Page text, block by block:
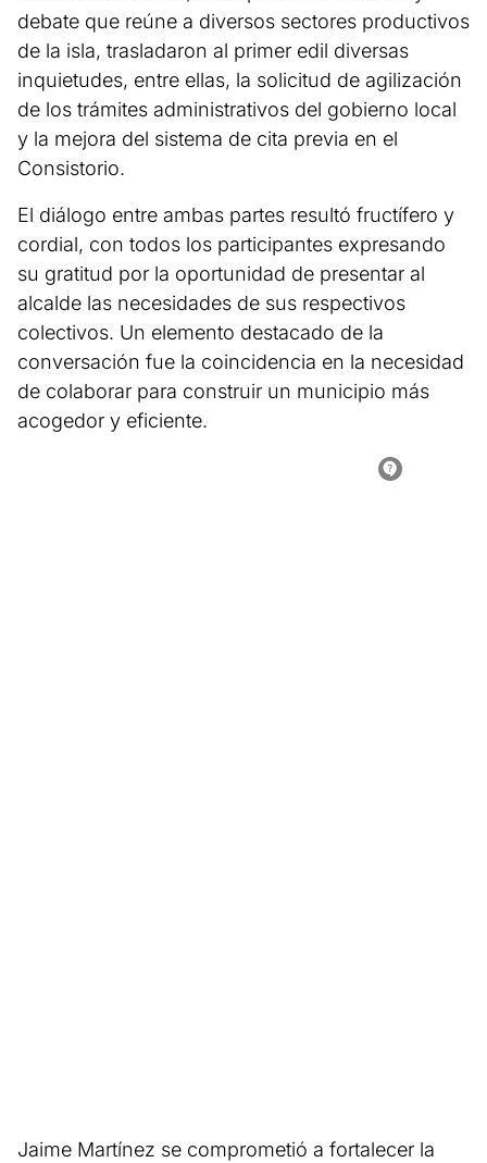
debate que reúne a diversos sectores productivos
de la isla, trasladaron al primer edil diversas
inquietudes, entre ellas, la solicitud de agilización
de los trámites administrativos del gobierno local
y la mejora del sistema de cita previa en el
Consistorio.
El diálogo entre ambas partes resultó fructífero y
cordial, con todos los participantes expresando
su gratitud por la oportunidad de presentar al
alcalde las necesidades de sus respectivos
colectivos. Un elemento destacado de la
conversación fue la coincidencia en la necesidad
de colaborar para construir un municipio más
acogedor y eficiente.
Jaime Martínez se comprometió a fortalecer la